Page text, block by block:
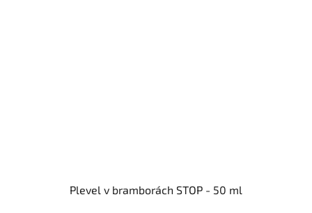
Plevel v bramborách STOP - 50 ml